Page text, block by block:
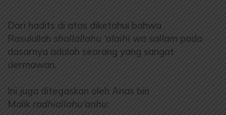
Dari hadits di atas diketahui bahwa
Rasulullah shallallahu ‘alaihi wa sallam pada
dasarnya adalah seorang yang sangat
dermawan.
Ini juga ditegaskan oleh Anas bin
Malik radhiallahu’anhu: